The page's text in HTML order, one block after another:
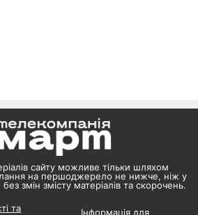
сайту можливе тільки шляхом
на першоджерело не нижче, ніж у
змін змісту матеріалів та скорочень.
та
Інформація для